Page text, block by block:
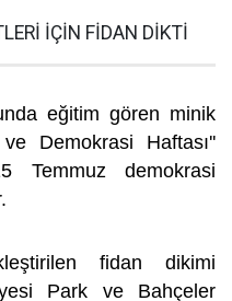
İÇİN FİDAN DİKTİ
eğitim gören minik
Demokrasi Haftası''
Temmuz demokrasi
fidan dikimi
Park ve Bahçeler